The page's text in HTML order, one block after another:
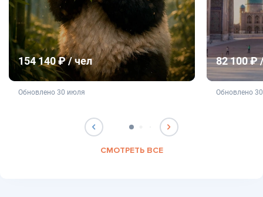
154 140 ₽ / чел
не является публичной офертой
Обновлено 30 июля
82 100 ₽
не
Обновлено
СМОТРЕТЬ ВСЕ